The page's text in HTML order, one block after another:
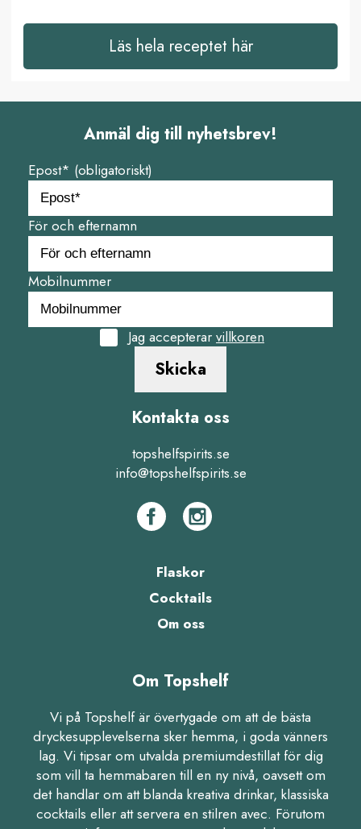
Läs hela receptet här
Anmäl dig till nyhetsbrev!
Epost* (obligatoriskt)
För och efternamn
Mobilnummer
Jag accepterar villkoren
Skicka
Kontakta oss
topshelfspirits.se
info@topshelfspirits.se
Flaskor
Cocktails
Om oss
Om Topshelf
Vi på Topshelf är övertygade om att de bästa
dryckesupplevelserna sker hemma, i goda vänners
lag. Vi tipsar om utvalda premiumdestillat för dig
som vill ta hemmabaren till en ny nivå, oavsett om
det handlar om att blanda kreativa drinkar, klassiska
cocktails eller att servera en stilren avec. Förutom